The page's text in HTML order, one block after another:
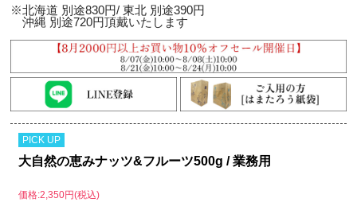
※北海道 別途830円/ 東北 別途390円
沖縄 別途720円頂戴いたします
PICK UP
大自然の恵みナッツ&フルーツ500g / 業務用
価格:2,350円(税込)